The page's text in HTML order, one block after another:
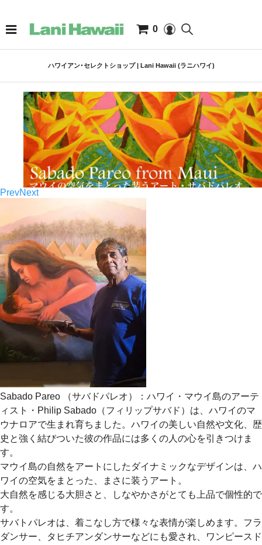
0
ハワイアン･セレクトショップ | Lani Hawaii (ラニハワイ)
PrevNext
Sabado Pareo （サバドパレオ）：ハワイ・マウイ島のアーテ
ィスト・Philip Sabado（フィリップサバド）は、ハワイのマ
ウナロアで生まれ育ちました。ハワイの美しい自然や文化、歴
史と強く結びついた彼の作品には多くの人の心を引きつけま
す。
マウイ島の自然をアートにしたダイナミックなデザインは、ハ
ワイの空気をまとった、まさに装うアート。
大自然を感じる大胆さと、しなやかさがとても上品で個性的で
す。
サバトパレオは、着こなし方で様々な表情が楽しめます。フラ
ダンサー、タヒチアンダンサーなどにも愛され、ワンピースド